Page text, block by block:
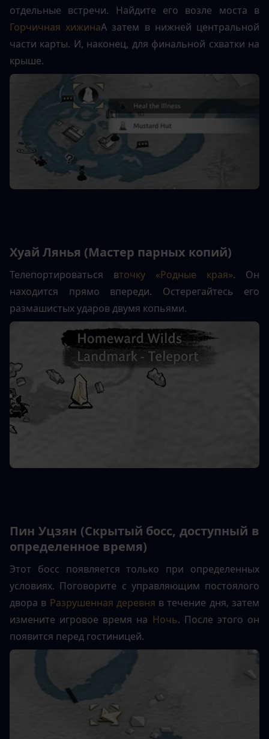
Горчичная хижинаА затем в нижней центральной
части карты. И, наконец, для финальной схватки на
крыше.
Хуай Лянья (Мастер парных копий)
Телепортироваться вточку «Родные края». Он
находится прямо впереди. Остерегайтесь его
размашистых ударов двумя копьями.
Пин Уцзян (Скрытый босс, доступный в
определенное время)
Этот босс появляется только при определенных
условиях. Поговорите с управляющим постоялого
двора в Разрушенная деревня в течение дня, затем
измените игровое время на Ночь. После этого он
появится перед гостиницей.